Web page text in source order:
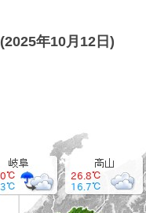
(2025年10月12日)